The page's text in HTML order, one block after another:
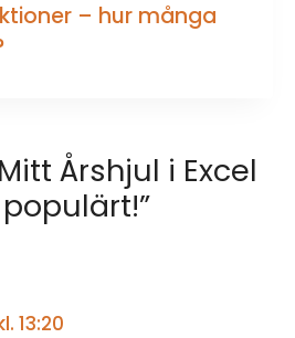
– hur många
Årshjul i Excel
13:20